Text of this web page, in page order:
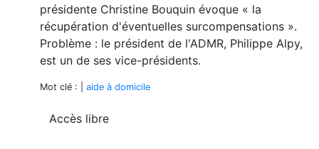
présidente Christine Bouquin évoque « la
récupération d'éventuelles surcompensations ».
Problème : le président de l'ADMR, Philippe Alpy,
est un de ses vice-présidents.
Mot clé : | aide à domicile
Accès libre